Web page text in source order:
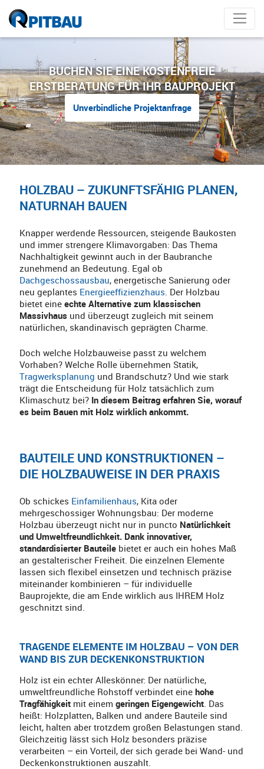
BUCHEN SIE EINE KOSTENFREIE
ERSTBERATUNG FÜR IHR BAUPROJEKT
Unverbindliche Projektanfrage
HOLZBAU – ZUKUNFTSFÄHIG PLANEN,
NATURNAH BAUEN
Knapper werdende Ressourcen, steigende Baukosten
und immer strengere Klimavorgaben: Das Thema
Nachhaltigkeit gewinnt auch in der Baubranche
zunehmend an Bedeutung. Egal ob
Dachgeschossausbau, energetische Sanierung oder
neu geplantes Energieeffizienzhaus. Der Holzbau
bietet eineechte Alternative zum klassischen
Massivhaus und überzeugt zugleich mit seinem
natürlichen, skandinavisch geprägten Charme.
Doch welche Holzbauweise passt zu welchem
Vorhaben? Welche Rolle übernehmen Statik,
Tragwerksplanung und Brandschutz? Und wie stark
trägt die Entscheidung für Holz tatsächlich zum
Klimaschutz bei? In diesem Beitrag erfahren Sie, worauf
es beim Bauen mit Holz wirklich ankommt.
BAUTEILE UND KONSTRUKTIONEN –
DIE HOLZBAUWEISE IN DER PRAXIS
Ob schickes Einfamilienhaus, Kita oder
mehrgeschossiger Wohnungsbau: Der moderne
Holzbau überzeugt nicht nur in puncto Natürlichkeit
und Umweltfreundlichkeit. Dank innovativer,
standardisierter Bauteile bietet er auch ein hohes Maß
an gestalterischer Freiheit. Die einzelnen Elemente
lassen sich flexibel einsetzen und technisch präzise
miteinander kombinieren – für individuelle
Bauprojekte, die am Ende wirklich aus IHREM Holz
geschnitzt sind.
TRAGENDE ELEMENTE IM HOLZBAU – VON DER
WAND BIS ZUR DECKENKONSTRUKTION
Holz ist ein echter Alleskönner: Der natürliche,
umweltfreundliche Rohstoff verbindet einehohe
Tragfähigkeit mit einemgeringen Eigengewicht . Das
heißt: Holzplatten, Balken und andere Bauteile sind
leicht, halten aber trotzdem großen Belastungen stand.
Gleichzeitig lässt sich Holz besonders präzise
verarbeiten – ein Vorteil, der sich gerade bei Wand- und
Deckenkonstruktionen auszahlt.